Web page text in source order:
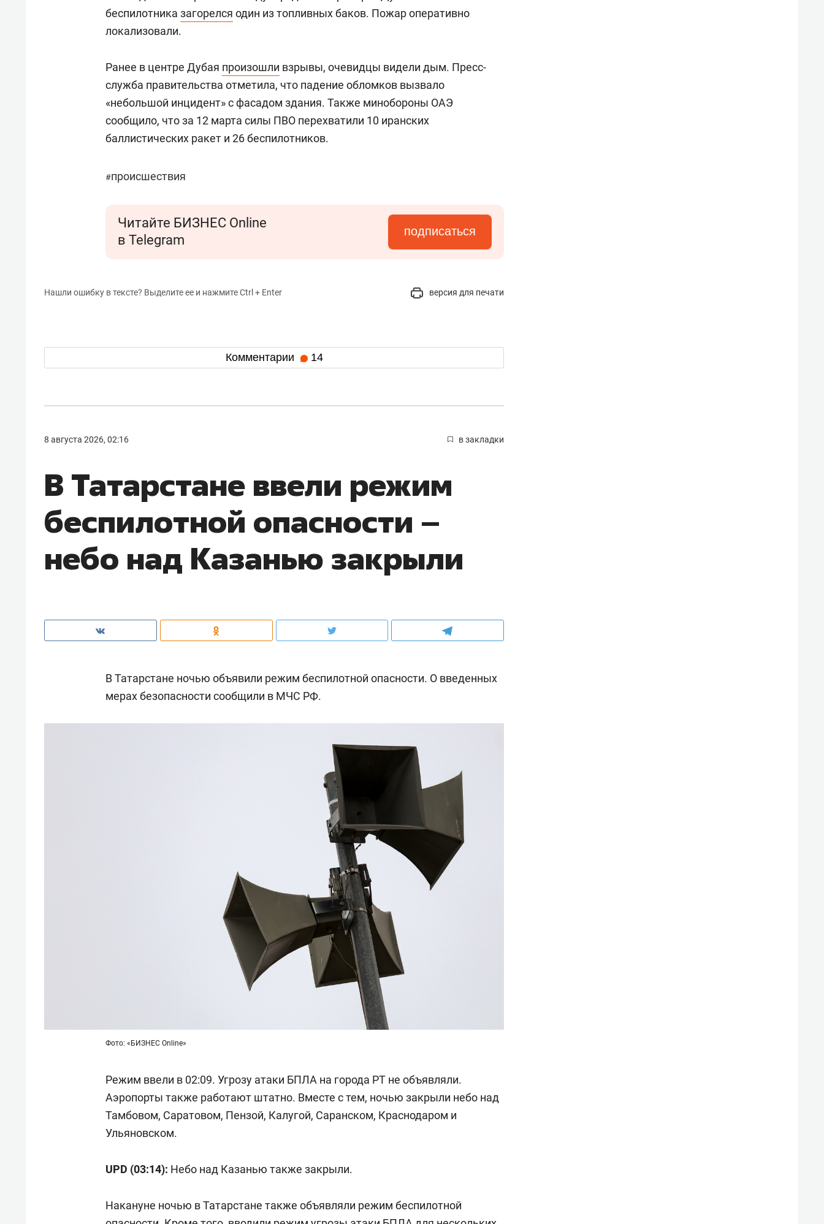
беспилотника загорелся один из топливных баков. Пожар оперативно
локализовали.
Ранее в центре Дубая произошли взрывы, очевидцы видели дым. Пресс-
служба правительства отметила, что падение обломков вызвало
«небольшой инцидент» с фасадом здания. Также минобороны ОАЭ
сообщило, что за 12 марта силы ПВО перехватили 10 иранских
баллистических ракет и 26 беспилотников.
#происшествия
Читайте БИЗНЕС Online
в Telegram
подписаться
Нашли ошибку в тексте? Выделите ее и нажмите Ctrl + Enter версия для печати
Комментарии 14
8 августа 2026, 02:16 в закладки
В Татарстане ввели режим
беспилотной опасности –
небо над Казанью закрыли
В Татарстане ночью объявили режим беспилотной опасности. О введенных
мерах безопасности сообщили в МЧС РФ.
Фото: «БИЗНЕС Online»
Режим ввели в 02:09. Угрозу атаки БПЛА на города РТ не объявляли.
Аэропорты также работают штатно. Вместе с тем, ночью закрыли небо над
Тамбовом, Саратовом, Пензой, Калугой, Саранском, Краснодаром и
Ульяновском.
UPD (03:14): Небо над Казанью также закрыли.
Накануне ночью в Татарстане также объявляли режим беспилотной